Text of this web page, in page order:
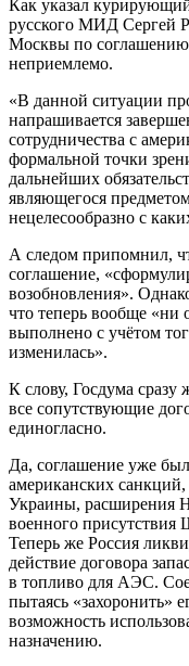
Как указал
русского МИД Сергей
Москвы по
неприемлемо.
«В данной ситуации
напрашивается
сотрудничества с
формальной точки
дальнейших
являющегося
нецелесообразно с
А следом припомнил,
соглашение,
возобновления».
что теперь вообще «ни
выполнено с учётом
изменилась».
К слову, Госдума сразу
все сопутствующие
единогласно.
Да, соглашение уже
американских
Украины, расширения
военного присутствия
Теперь же Россия
действие договора
в топливо для АЭС.
пытаясь «захоронить»
возможность
назначению.